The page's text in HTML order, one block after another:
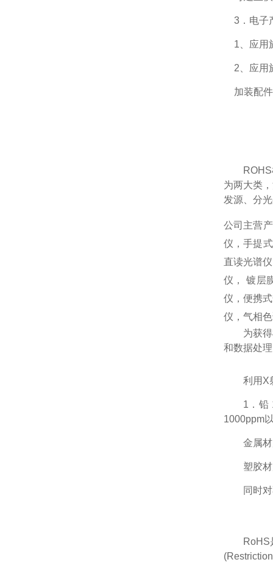
3．电子
1、应用
2、应用
加装配
为两大类
发源、分
公司主营
仪，手提
直读光谱
仪， 镀层
仪，便携
仪，气相
为获
和数据处
利用X
1．铅
1000ppm
金属
塑胶
同时
RoHS